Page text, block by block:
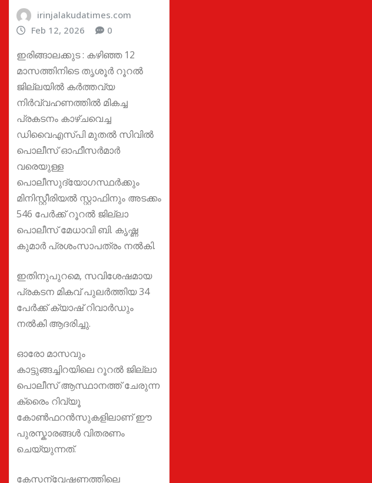
irinjalakudatimes.com
Feb 12, 2026
0
ഇരിങ്ങാലക്കുട : കഴിഞ്ഞ 12
മാസത്തിനിടെ തൃശൂർ റൂറൽ
ജില്ലയിൽ കർത്തവ്യ
നിർവ്വഹണത്തിൽ മികച്ച
പ്രകടനം കാഴ്ചവെച്ച
ഡിവൈഎസ്പി മുതൽ സിവിൽ
പൊലീസ് ഓഫീസർമാർ
വരെയുള്ള
പൊലീസുദ്യോഗസ്ഥർക്കും
മിനിസ്റ്റീരിയൽ സ്റ്റാഫിനും അടക്കം
546 പേർക്ക് റൂറൽ ജില്ലാ
പൊലീസ് മേധാവി ബി. കൃഷ്ണ
കുമാർ പ്രശംസാപത്രം നൽകി.
ഇതിനുപുറമെ, സവിശേഷമായ
പ്രകടന മികവ് പുലർത്തിയ 34
പേർക്ക് ക്യാഷ് റിവാർഡും
നൽകി ആദരിച്ചു.
ഓരോ മാസവും
കാട്ടുങ്ങച്ചിറയിലെ റൂറൽ ജില്ലാ
പൊലീസ് ആസ്ഥാനത്ത് ചേരുന്ന
ക്രൈം റിവ്യൂ
കോൺഫറൻസുകളിലാണ് ഈ
പുരസ്കാരങ്ങൾ വിതരണം
ചെയ്യുന്നത്.
കേസന്വേഷണത്തിലെ